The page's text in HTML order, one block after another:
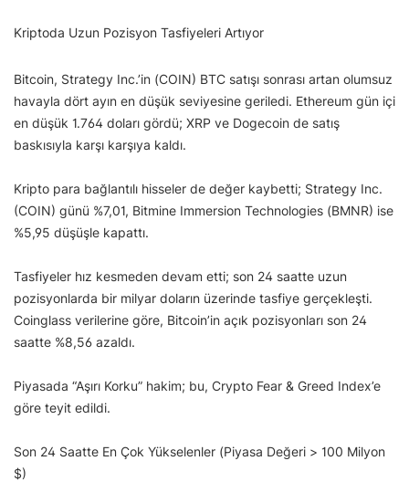
Kriptoda Uzun Pozisyon Tasfiyeleri Artıyor
Bitcoin, Strategy Inc.’in (COIN) BTC satışı sonrası artan olumsuz
havayla dört ayın en düşük seviyesine geriledi. Ethereum gün içi
en düşük 1.764 doları gördü; XRP ve Dogecoin de satış
baskısıyla karşı karşıya kaldı.
Kripto para bağlantılı hisseler de değer kaybetti; Strategy Inc.
(COIN) günü %7,01, Bitmine Immersion Technologies (BMNR) ise
%5,95 düşüşle kapattı.
Tasfiyeler hız kesmeden devam etti; son 24 saatte uzun
pozisyonlarda bir milyar doların üzerinde tasfiye gerçekleşti.
Coinglass verilerine göre, Bitcoin’in açık pozisyonları son 24
saatte %8,56 azaldı.
Piyasada “Aşırı Korku” hakim; bu, Crypto Fear & Greed Index’e
göre teyit edildi.
Son 24 Saatte En Çok Yükselenler (Piyasa Değeri > 100 Milyon
$)